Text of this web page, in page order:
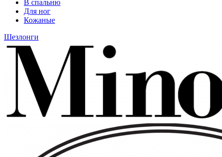
В спальню
Для ног
Кожаные
Шезлонги